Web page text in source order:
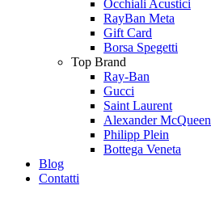
Occhiali Acustici
RayBan Meta
Gift Card
Borsa Spegetti
Top Brand
Ray-Ban
Gucci
Saint Laurent
Alexander McQueen
Philipp Plein
Bottega Veneta
Blog
Contatti